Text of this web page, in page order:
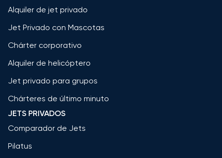
Alquiler de jet privado
Jet Privado con Mascotas
Chárter corporativo
Alquiler de helicóptero
Jet privado para grupos
Chárteres de último minuto
JETS PRIVADOS
Comparador de Jets
Pilatus